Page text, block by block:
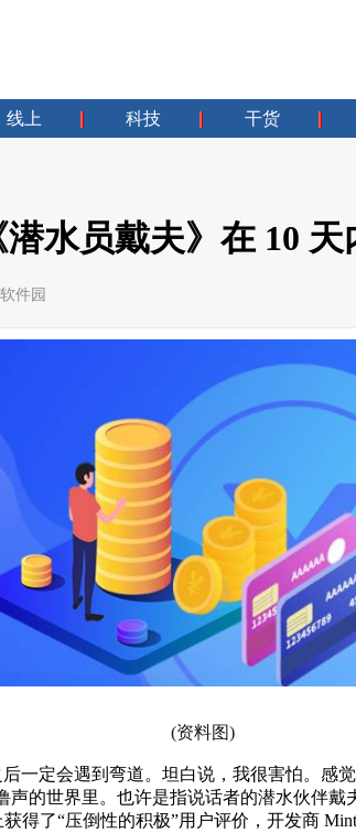
线上 科技 干货
水员戴夫》在 10 天
件园
(资料图)
一定会遇到弯道。坦白说，我很害怕。感
声的世界里。也许是指说话者的潜水伙伴戴
得了“压倒性的积极”用户评价，开发商